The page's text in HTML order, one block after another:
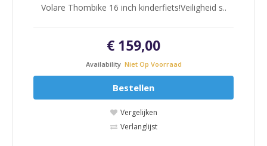
Volare Thombike 16 inch kinderfiets!Veiligheid s..
€ 159,00
Availability Niet Op Voorraad
Bestellen
Vergelijken
Verlanglijst